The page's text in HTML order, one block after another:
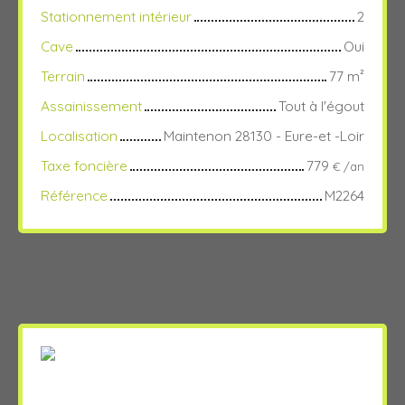
Stationnement intérieur
2
Cave
Oui
Terrain
77 m²
Assainissement
Tout à l'égout
Localisation
Maintenon 28130 - Eure-et -Loir
Taxe foncière
779 € /an
Référence M2264